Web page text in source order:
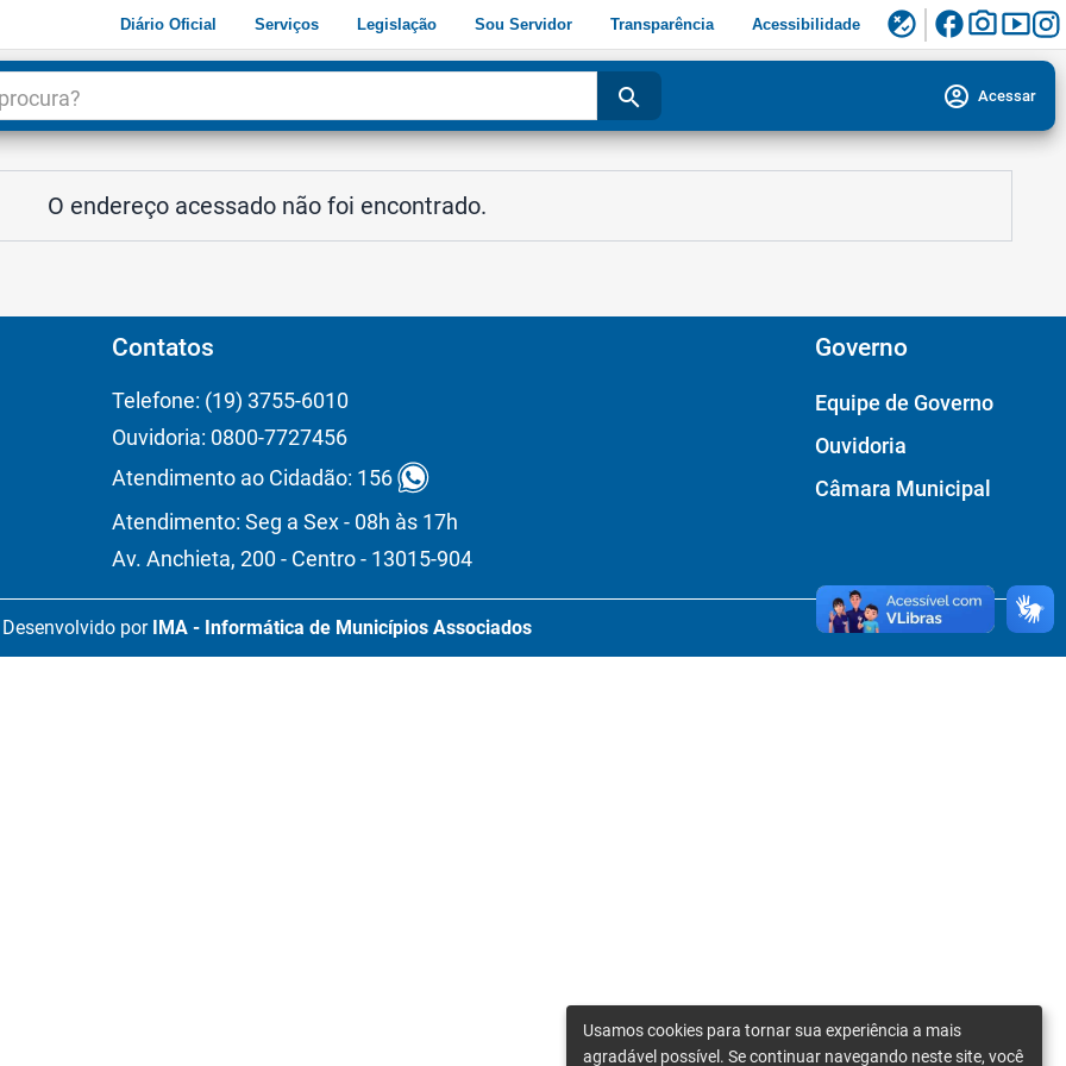
Diário Oficial Serviços Legislação Sou Servidor Transparência Acessibilidade flaky facebookphoto_camerasmart_display
search account_circle Acessar
O endereço acessado não foi encontrado.
Contatos
Telefone: (19) 3755-6010
Ouvidoria: 0800-7727456
Atendimento ao Cidadão: 156
Atendimento: Seg a Sex - 08h às 17h
Av. Anchieta, 200 - Centro - 13015-904
Governo
Equipe de Governo
Ouvidoria
Câmara Municipal
Desenvolvido por IMA - Informática de Municípios Associados
Usamos cookies para tornar sua experiência a mais
agradável possível. Se continuar navegando neste site, você